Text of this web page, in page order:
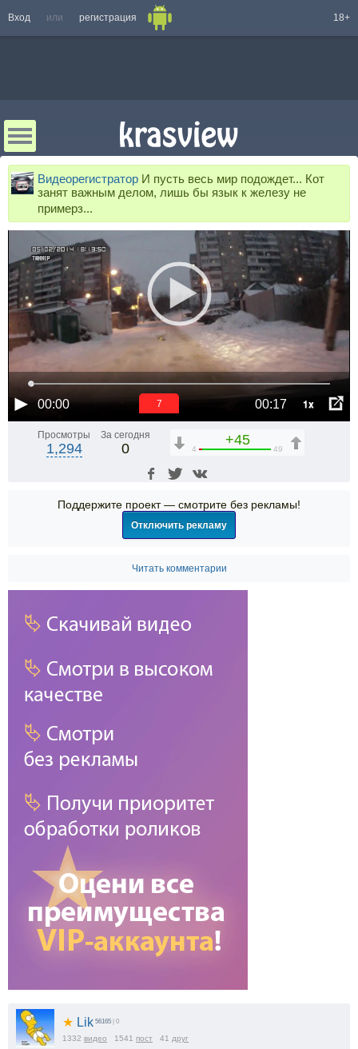
Вход или регистрация 18+
Видеорегистратор И пусть весь мир подождет... Кот
занят важным делом, лишь бы язык к железу не
примерз...
00:00 00:17 1x
6
Просмотры
1,294
За сегодня
0
+45
4 49
Поддержите проект — смотрите без рекламы!
Отключить рекламу
Читать комментарии
★ Lik 56165 | 0
1332 видео 1541 пост 41 друг